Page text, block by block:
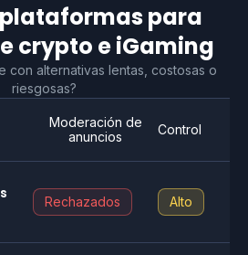
para
crypto e iGaming
con alternativas lentas, costosas o
riesgosas?
Moderación de
anuncios
Control
Rechazados Alto